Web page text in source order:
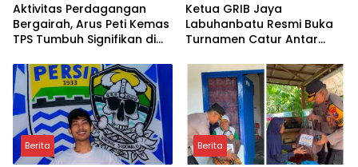
Aktivitas Perdagangan
Bergairah, Arus Peti Kemas
TPS Tumbuh Signifikan di
Ketua GRIB Jaya
Labuhanbatu Resmi Buka
Turnamen Catur Antar
Berita Berita